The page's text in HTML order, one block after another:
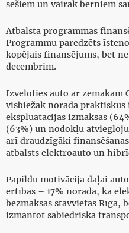
sešiem un vairāk bērniem
Atbalsta programmas
Programmu paredzēts
kopējais finansējums, bet
decembrim.
Izvēloties auto ar zemākām
visbiežāk norāda praktiskus
ekspluatācijas izmaksas
(63%) un nodokļu
arī draudzīgāki
atbalsts elektroauto un
Papildu motivācija daļai
ērtības – 17% norāda, ka
bezmaksas stāvvietas Rīgā,
izmantot sabiedriskā